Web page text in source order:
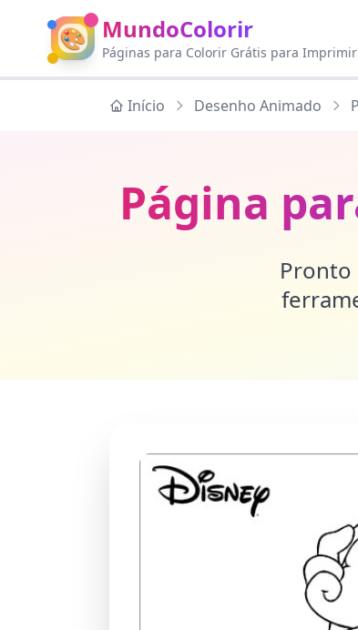
🎨 MundoColorir
Páginas para Colorir Grátis para Imprimir
Início Desenho Animado
Página
Pronto